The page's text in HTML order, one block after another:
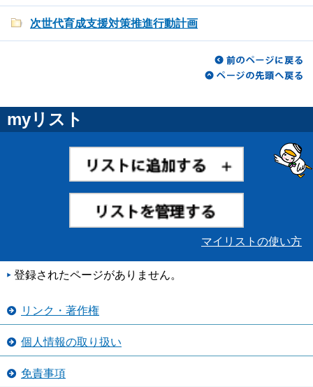
次世代育成支援対策推進行動計画
myリスト
マイリストの使い方
登録されたページがありません。
リンク・著作権
個人情報の取り扱い
免責事項